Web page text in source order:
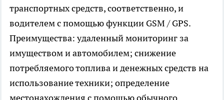
транспортных средств, соответственно, и
водителем с помощью функции GSM / GPS.
Преимущества: удаленный мониторинг за
имуществом и автомобилем; снижение
потребляемого топлива и денежных средств на
использование техники; определение